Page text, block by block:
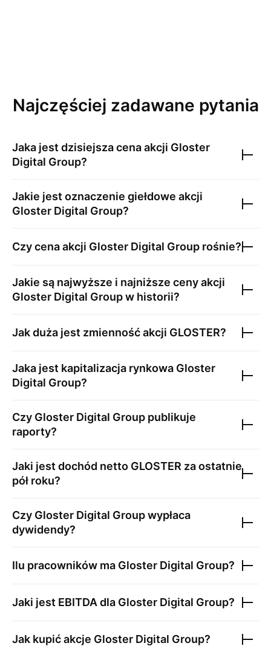
Najczęściej zadawane pytania
Jaka jest dzisiejsza cena akcji Gloster
Digital Group?
Jakie jest oznaczenie giełdowe akcji
Gloster Digital Group?
Czy cena akcji Gloster Digital Group rośnie?
Jakie są najwyższe i najniższe ceny akcji
Gloster Digital Groupw historii?
Jak duża jest zmienność akcji GLOSTER?
Jaka jest kapitalizacja rynkowa Gloster
Digital Group?
Czy Gloster Digital Group publikuje
raporty?
Jaki jest dochód netto GLOSTER za ostatnie
pół roku?
Czy Gloster Digital Groupwypłaca
dywidendy?
Ilu pracowników ma Gloster Digital Group?
Jaki jest EBITDA dla Gloster Digital Group?
Jak kupić akcje Gloster Digital Group?